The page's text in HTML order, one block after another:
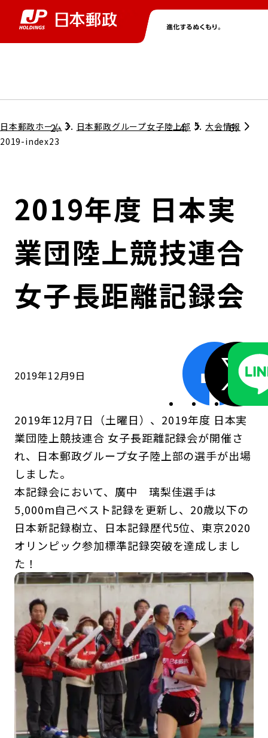
グループ情報トップ
コンプライアンス
ガバナンス
ローカル共創イニシアティブ
株主・投資家情報トップ
個人投資家のみなさまへ
株式情報
IRニュース
ニューストップ
サステナビリティトップ
担当役員メッセージ
サステナビリティマネジメント
ESGデータ集
採用情報トップ
日本郵政ホーム 日本郵政グループ女子陸上部
大会情報
2019-index23
2019年度 日本実
業団陸上競技連合
女子長距離記録会
2019年12月9日
2019年12月7日（土曜日）、2019年度 日本実
業団陸上競技連合 女子長距離記録会が開催さ
れ、日本郵政グループ女子陸上部の選手が出場
しました。
本記録会において、廣中 璃梨佳選手は
5,000m自己ベスト記録を更新し、20歳以下の
日本新記録樹立、日本記録歴代5位、東京2020
オリンピック参加標準記録突破を達成しまし
た！